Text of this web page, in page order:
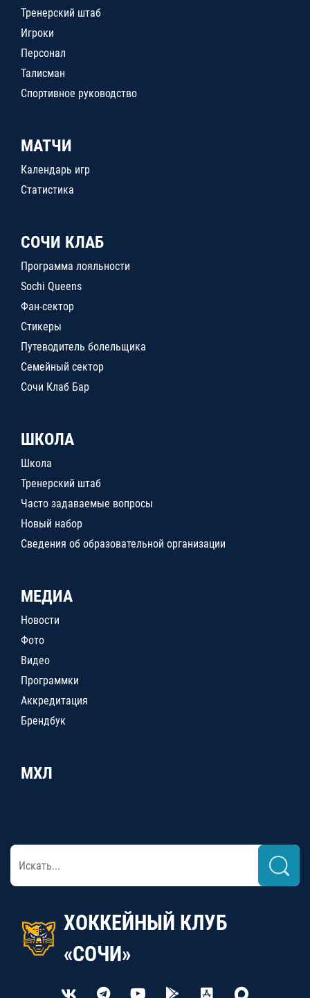
Тренерский штаб
Игроки
Персонал
Талисман
Спортивное руководство
МАТЧИ
Календарь игр
Статистика
СОЧИ КЛАБ
Программа лояльности
Sochi Queens
Фан-сектор
Стикеры
Путеводитель болельщика
Семейный сектор
Сочи Клаб Бар
ШКОЛА
Школа
Тренерский штаб
Часто задаваемые вопросы
Новый набор
Сведения об образовательной организации
МЕДИА
Новости
Фото
Видео
Программки
Аккредитация
Брендбук
МХЛ
ХОККЕЙНЫЙ КЛУБ
«СОЧИ»